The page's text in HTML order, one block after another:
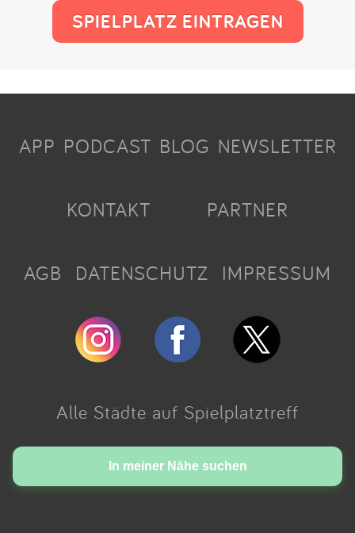
SPIELPLATZ EINTRAGEN
In meiner Nähe suchen
APP PODCAST BLOG NEWSLETTER
KONTAKT PARTNER
AGB DATENSCHUTZ IMPRESSUM
Alle Städte auf Spielplatztreff
Made with love in Cologne.